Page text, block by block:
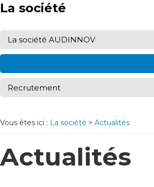
La société
La société AUDINNOV
Recrutement
Vous êtes ici : La société > Actualités
Actualités